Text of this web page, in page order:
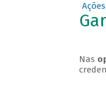
Ações
Nas